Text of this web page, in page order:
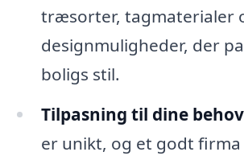
træsorter, tagmaterialer
designmuligheder, der
boligs stil.
Tilpasning til dine
er unikt, og et godt firma